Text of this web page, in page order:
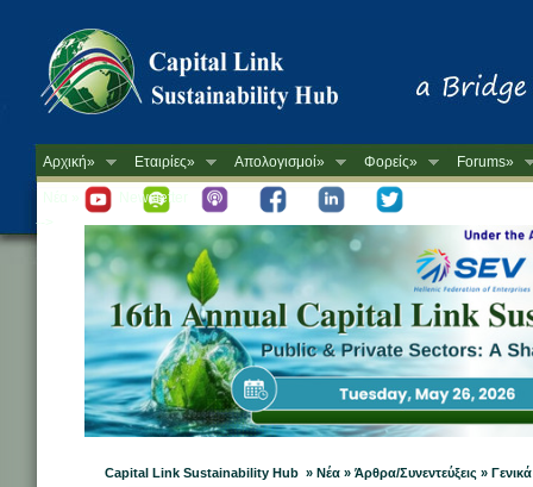
Αρχική» Εταιρίες» Απολογισμοί» Φορείς» Forums»
-->
Newsletter
Capital Link Sustainability Hub » Νέα » Άρθρα/Συνεντεύξεις » Γενικά